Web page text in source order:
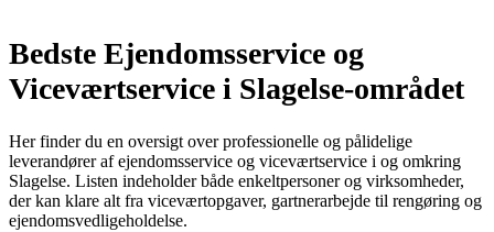
Bedste Ejendomsservice og
Viceværtservice i Slagelse-området
Her finder du en oversigt over professionelle og pålidelige
leverandører af ejendomsservice og viceværtservice i og omkring
Slagelse. Listen indeholder både enkeltpersoner og virksomheder,
der kan klare alt fra viceværtopgaver, gartnerarbejde til rengøring og
ejendomsvedligeholdelse.